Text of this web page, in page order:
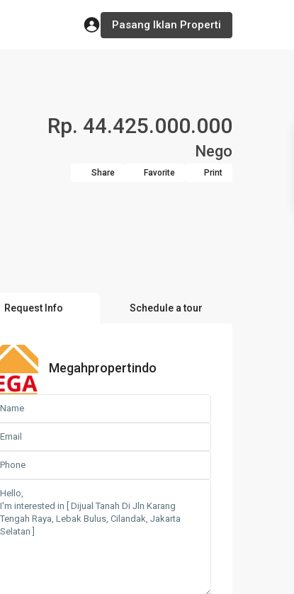
Pasang Iklan Properti
Rp. 44.425.000.000
Nego
Share Favorite Print
Request Info Schedule a tour
Megahpropertindo